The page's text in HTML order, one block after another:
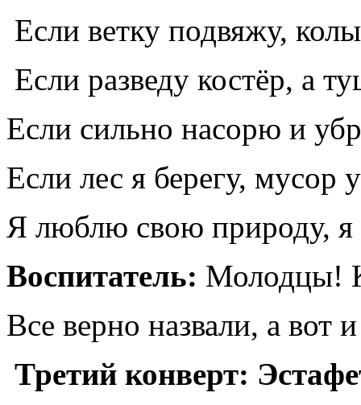
Если ветку подвяжу,
Если разведу костёр, а
Если сильно насорю и
Если лес я берегу, мусор
Я люблю свою природу,
Воспитатель: Молодцы!
Все верно назвали, а вот
Третий конверт: